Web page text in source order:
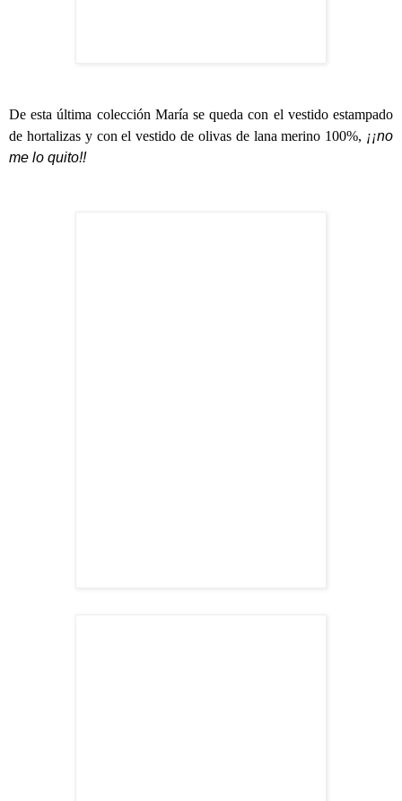
De esta última colección María se queda con el vestido estampado
de hortalizas y con el vestido de olivas de lana merino 100%, ¡¡no
me lo quito!!